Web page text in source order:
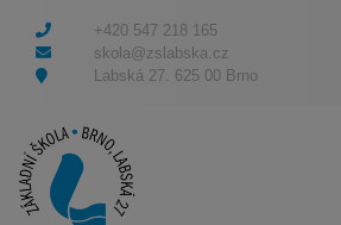
+420 547 218 165
skola@zslabska.cz
Labská 27. 625 00 Brno